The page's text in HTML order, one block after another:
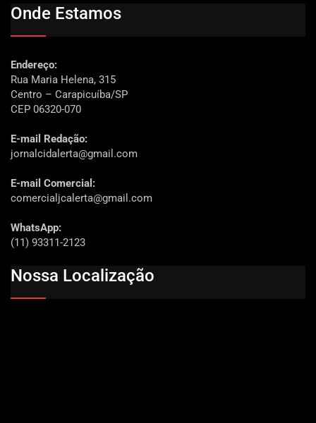
Onde Estamos
Endereço:
Rua Maria Helena, 315
Centro – Carapicuíba/SP
CEP 06320-070
E-mail Redação:
jornalcidalerta@gmail.com
E-mail Comercial:
comercialjcalerta@gmail.com
WhatsApp:
(11) 93311-2123
Nossa Localização